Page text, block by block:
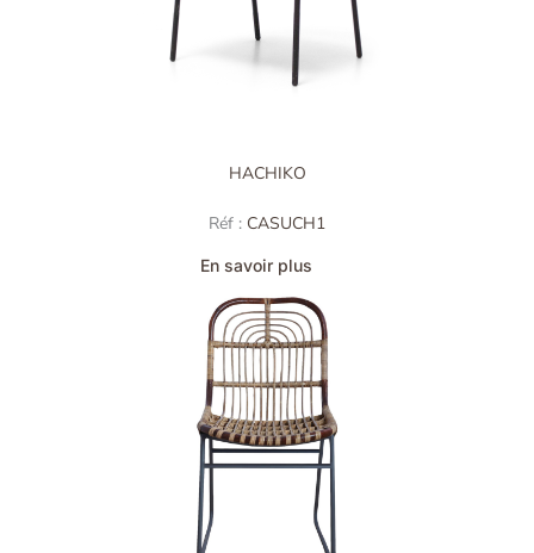
HACHIKO
Réf : CASUCH1
En savoir plus